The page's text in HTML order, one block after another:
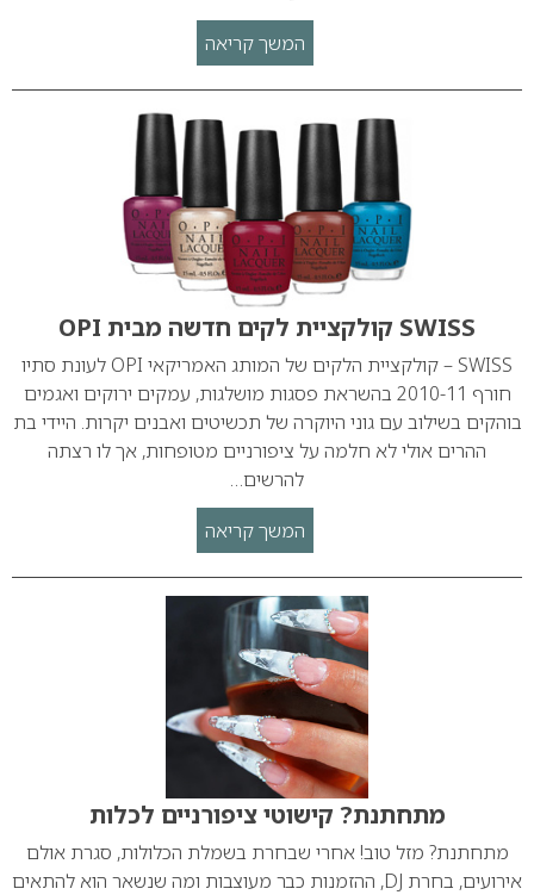
המשך קריאה
SWISS קולקציית לקים חדשה מבית OPI
SWISS – קולקציית הלקים של המותג האמריקאי OPI לעונת סתיו
חורף 2010-11 בהשראת פסגות מושלגות, עמקים ירוקים ואגמים
בוהקים בשילוב עם גוני היוקרה של תכשיטים ואבנים יקרות. היידי בת
ההרים אולי לא חלמה על ציפורניים מטופחות, אך לו רצתה
להרשים…
המשך קריאה
מתחתנת? קישוטי ציפורניים לכלות
מתחתנת? מזל טוב! אחרי שבחרת בשמלת הכלולות, סגרת אולם
אירועים, בחרת DJ, ההזמנות כבר מעוצבות ומה שנשאר הוא להתאים